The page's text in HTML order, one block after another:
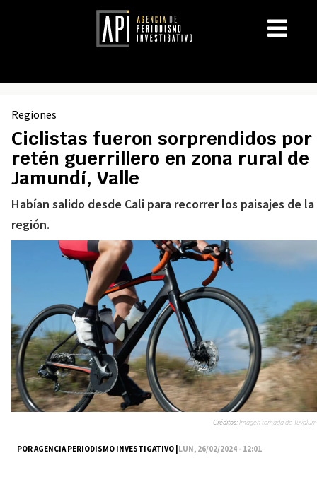
Regiones
Ciclistas fueron sorprendidos por
retén guerrillero en zona rural de
Jamundí, Valle
Habían salido desde Cali para recorrer los paisajes de la
región.
POR AGENCIA PERIODISMO INVESTIGATIVO |LUN, 26/02/2024 - 12:01
Créditos:Imagen tomada de Tuvalum